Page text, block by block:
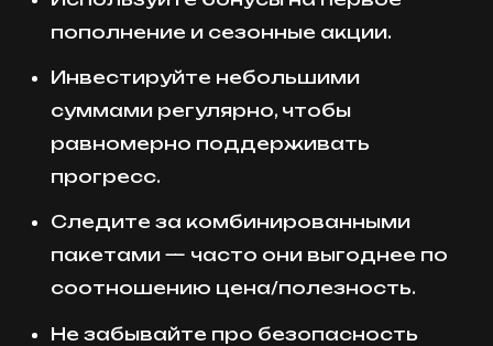
пополнение и сезонные акции.
Инвестируйте небольшими
суммами регулярно, чтобы
равномерно поддерживать
прогресс.
Следите за комбинированными
пакетами — часто они выгоднее по
соотношению цена/полезность.
Не забывайте про безопасность